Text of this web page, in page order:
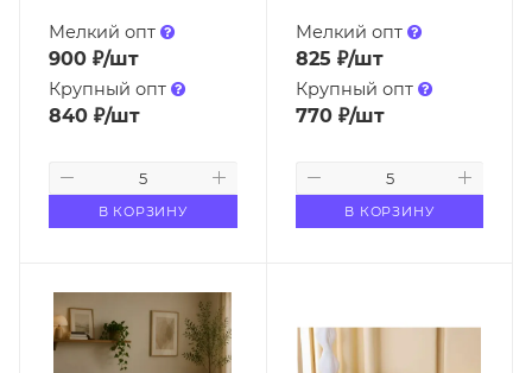
Мелкий опт
900 ₽/шт
Крупный опт
840 ₽/шт
В КОРЗИНУ
Мелкий опт
825 ₽/шт
Крупный опт
770₽/шт
В КОРЗИНУ